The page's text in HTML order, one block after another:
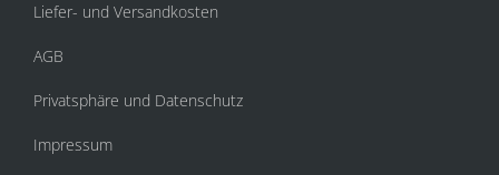
Liefer- und Versandkosten
AGB
Privatsphäre und Datenschutz
Impressum